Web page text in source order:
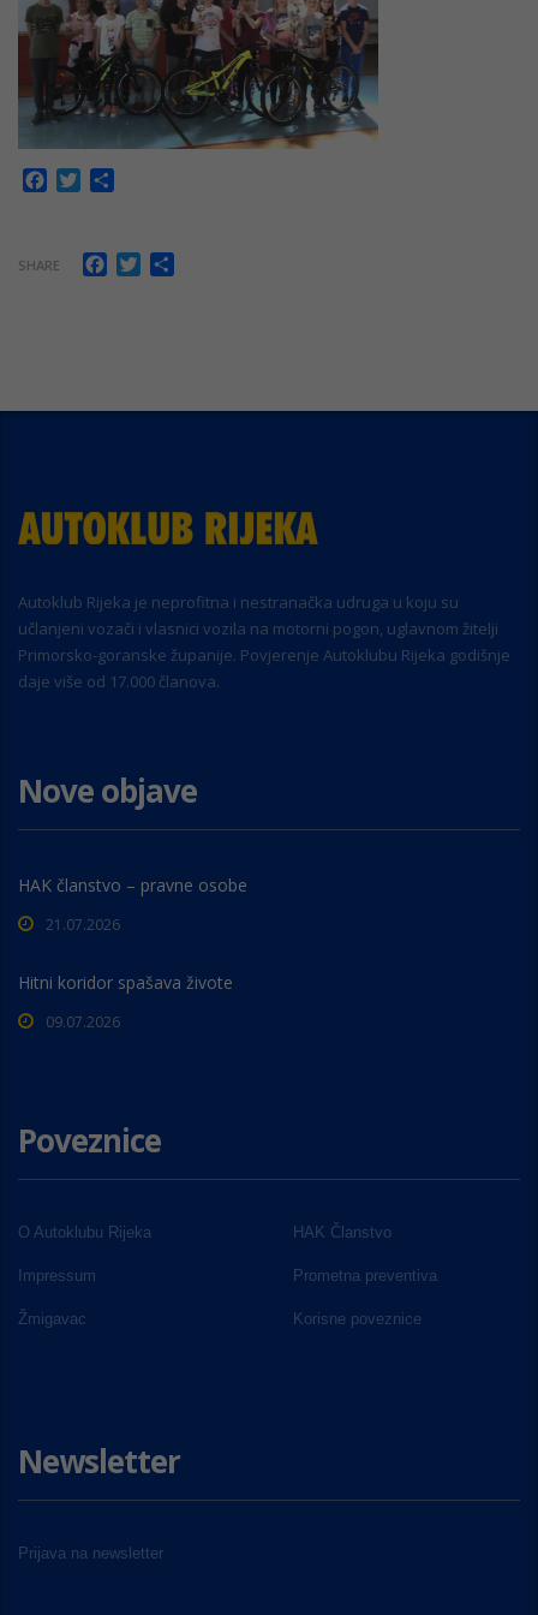
Facebook
Twitter
SHARE Facebook
Twitter
Autoklub Rijeka je neprofitna i nestranačka udruga u koju su
učlanjeni vozači i vlasnici vozila na motorni pogon, uglavnom žitelji
Primorsko-goranske županije. Povjerenje Autoklubu Rijeka godišnje
daje više od 17.000 članova.
Nove objave
HAK članstvo – pravne osobe
21.07.2026
Hitni koridor spašava živote
09.07.2026
Poveznice
O Autoklubu Rijeka HAK Članstvo
Impressum Prometna preventiva
Žmigavac Korisne poveznice
Newsletter
Prijava na newsletter